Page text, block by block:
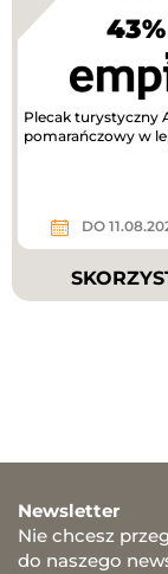
43%
Plecak turystyczny
pomarańczowy w
DO
Newsletter
Nie chcesz
do naszego